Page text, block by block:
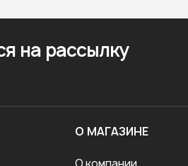
на рассылку
О МАГАЗИНЕ